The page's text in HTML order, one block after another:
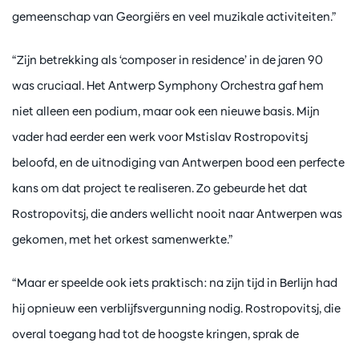
gemeenschap van Georgiërs en veel muzikale activiteiten.”
“Zijn betrekking als ‘composer in residence’ in de jaren 90
was cruciaal. Het Antwerp Symphony Orchestra gaf hem
niet alleen een podium, maar ook een nieuwe basis. Mijn
vader had eerder een werk voor Mstislav Rostropovitsj
beloofd, en de uitnodiging van Antwerpen bood een perfecte
kans om dat project te realiseren. Zo gebeurde het dat
Rostropovitsj, die anders wellicht nooit naar Antwerpen was
gekomen, met het orkest samenwerkte.”
“Maar er speelde ook iets praktisch: na zijn tijd in Berlijn had
hij opnieuw een verblijfsvergunning nodig. Rostropovitsj, die
overal toegang had tot de hoogste kringen, sprak de